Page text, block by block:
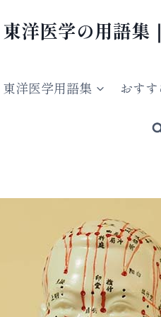
東洋医学の用語集
東洋医学用語集 おす